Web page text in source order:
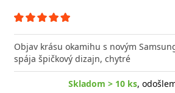
Objav krásu okamihu s novým
spája špičkový dizajn, chytré
Skladom > 10 ks,